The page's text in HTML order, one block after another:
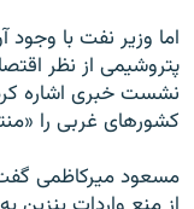
اما وزیر نفت با
پتروشیمی از نظر
نشست خبری اشاره
کشورهای غربی را
مسعود میرکاظمی